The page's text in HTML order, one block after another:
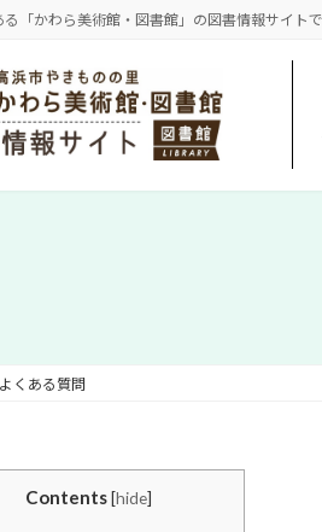
る「かわら美術館・図書館」の図書情報サイト
よくある質問
Contents[hide]